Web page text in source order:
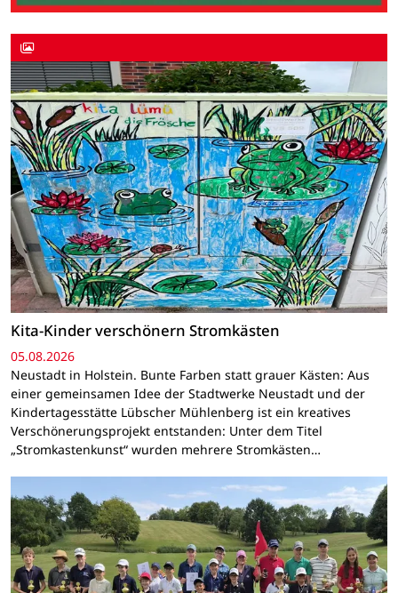
Kita-Kinder verschönern Stromkästen
05.08.2026
Neustadt in Holstein. Bunte Farben statt grauer Kästen: Aus
einer gemeinsamen Idee der Stadtwerke Neustadt und der
Kindertagesstätte Lübscher Mühlenberg ist ein kreatives
Verschönerungsprojekt entstanden: Unter dem Titel
„Stromkastenkunst“ wurden mehrere Stromkästen…